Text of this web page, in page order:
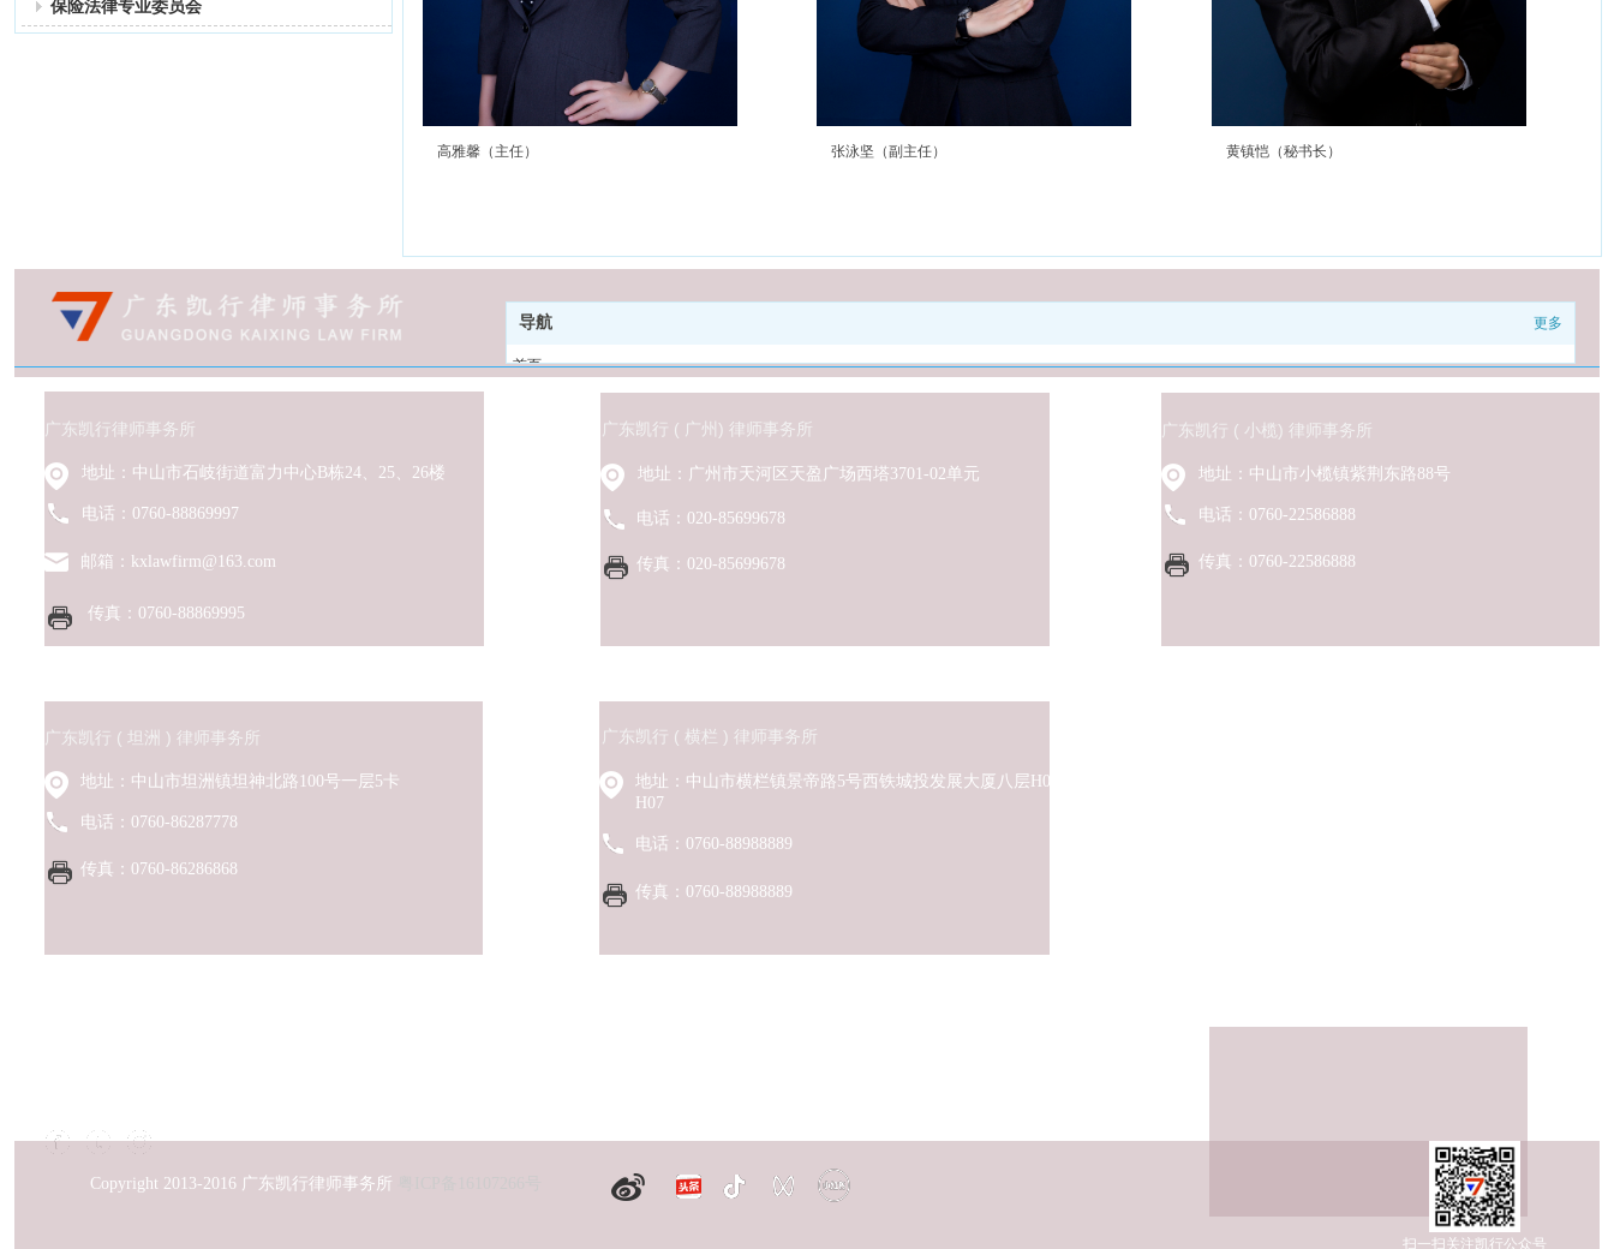
保险法律专业委员会
高雅馨（主任） 张泳坚（副主任） 黄镇恺（秘书长）
导航 更多
首页
Copyright 2013-2016 广东凯行律师事务所
电话：0760-88869997
邮箱：kxlawfirm@163.com
地址：中山市石岐街道富力中心B栋24、25、26楼
广东凯行律师事务所
传真：0760-88869995
Copyright 2013-2016 广东凯行律师事务所
扫一扫关注凯行公众号
电话：020-85699678
地址：广州市天河区天盈广场西塔3701-02单元
广东凯行 ( 广州) 律师事务所
传真：020-85699678
电话：0760-22586888
地址：中山市小榄镇紫荆东路88号
广东凯行 ( 小榄) 律师事务所
传真：0760-22586888
电话：0760-88988889
地址：中山市横栏镇景帝路5号西铁城投发展大厦八层H04-
H07
广东凯行 ( 横栏 ) 律师事务所
?
传真：0760-88988889
电话：0760-86287778
地址：中山市坦洲镇坦神北路100号一层5卡
广东凯行 ( 坦洲 ) 律师事务所
传真：0760-86286868